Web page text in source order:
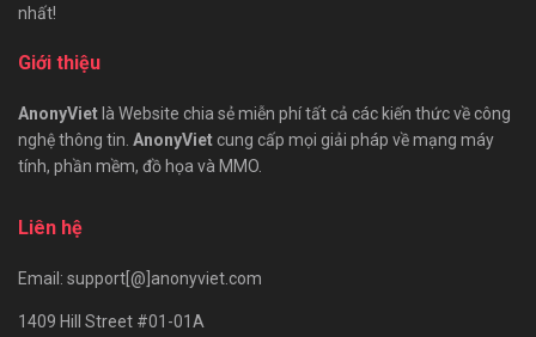
nhất!
Giới thiệu
AnonyViet là Website chia sẻ miễn phí tất cả các kiến thức về công
nghệ thông tin. AnonyViet cung cấp mọi giải pháp về mạng máy
tính, phần mềm, đồ họa và MMO.
Liên hệ
Email: support[@]anonyviet.com
1409 Hill Street #01-01A